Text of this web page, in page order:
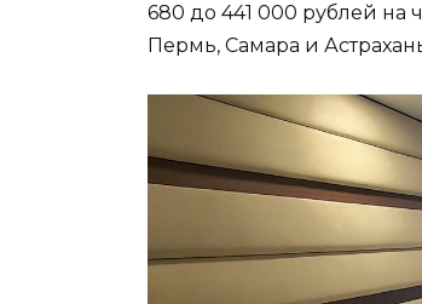
680 до 441 000 рублей на
Пермь, Самара и